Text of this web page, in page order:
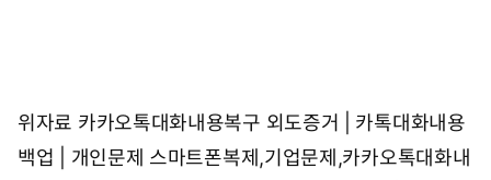
위자료 카카오톡대화내용복구 외도증거 | 카톡대화내용
백업 | 개인문제 스마트폰복제,기업문제,카카오톡대화내